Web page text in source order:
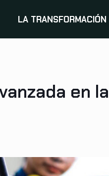
LA TRANSFORMACIÓN
en